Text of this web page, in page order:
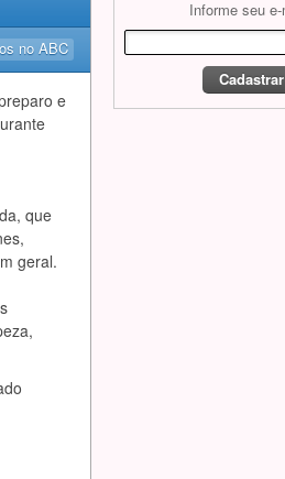
no ABC
e
que
geral.
Informe seu